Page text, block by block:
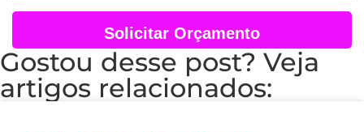
Solicitar Orçamento
Gostou desse post? Veja
artigos relacionados: